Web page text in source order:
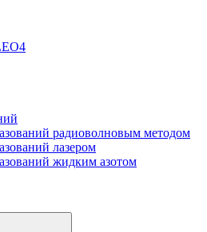
радиоволновым методом
лазером
жидким азотом